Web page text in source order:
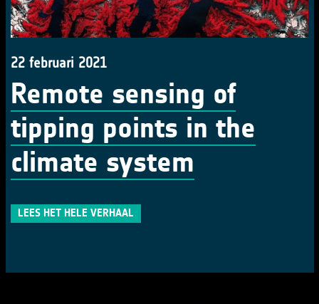
22 februari 2021
Remote sensing of
tipping points in the
climate system
LEES HET HELE VERHAAL